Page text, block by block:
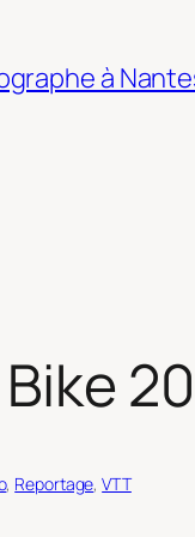
à
, Reportage, VTT